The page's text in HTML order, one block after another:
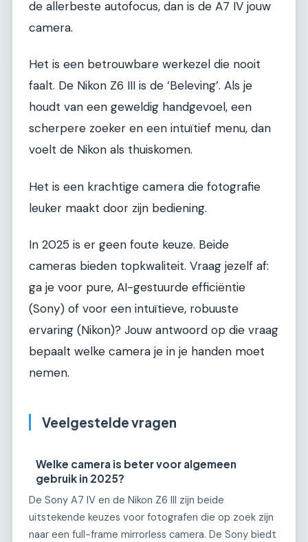
de allerbeste autofocus, dan is de A7 IV jouw
camera.
Het is een betrouwbare werkezel die nooit
faalt. De Nikon Z6 III is de ‘Beleving’. Als je
houdt van een geweldig handgevoel, een
scherpere zoeker en een intuïtief menu, dan
voelt de Nikon als thuiskomen.
Het is een krachtige camera die fotografie
leuker maakt door zijn bediening.
In 2025 is er geen foute keuze. Beide
cameras bieden topkwaliteit. Vraag jezelf af:
ga je voor pure, AI-gestuurde efficiëntie
(Sony) of voor een intuïtieve, robuuste
ervaring (Nikon)? Jouw antwoord op die vraag
bepaalt welke camera je in je handen moet
nemen.
Veelgestelde vragen
Welke camera is beter voor algemeen
gebruik in 2025?
De Sony A7 IV en de Nikon Z6 III zijn beide
uitstekende keuzes voor fotografen die op zoek zijn
naar een full-frame mirrorless camera. De Sony biedt